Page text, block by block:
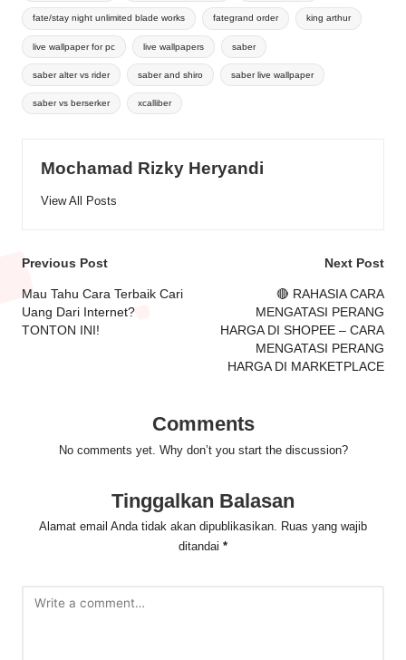
fate/stay night unlimited blade works fategrand order king arthur
live wallpaper for pc live wallpapers saber
saber alter vs rider saber and shiro saber live wallpaper
saber vs berserker xcalliber
Mochamad Rizky Heryandi
View All Posts
Post
navigation
Previous Post
Mau Tahu Cara Terbaik Cari
Uang Dari Internet?
TONTON INI!
Next Post
🔴 RAHASIA CARA
MENGATASI PERANG
HARGA DI SHOPEE – CARA
MENGATASI PERANG
HARGA DI MARKETPLACE
Comments
No comments yet. Why don’t you start the discussion?
Tinggalkan Balasan
Alamat email Anda tidak akan dipublikasikan. Ruas yang wajib
ditandai *